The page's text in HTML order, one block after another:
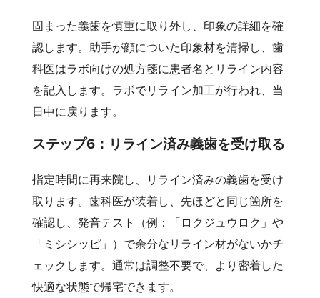
固まった義歯を慎重に取り外し、印象の詳細を確
認します。助手が顔についた印象材を清掃し、歯
科医はラボ向けの処方箋に患者名とリライン内容
を記入します。ラボでリライン加工が行われ、当
日中に戻ります。
ステップ6：リライン済み義歯を受け取る
指定時間に再来院し、リライン済みの義歯を受け
取ります。歯科医が装着し、先ほどと同じ箇所を
確認し、発音テスト（例：「ロクジュウロク」や
「ミシシッピ」）で余分なリライン材がないかチ
ェックします。通常は調整不要で、より密着した
快適な状態で帰宅できます。